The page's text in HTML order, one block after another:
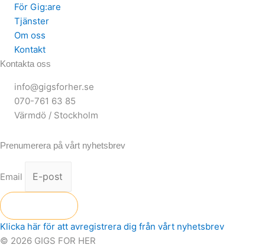
För Gig:are
Tjänster
Om oss
Kontakt
Kontakta oss
info@gigsforher.se
070-761 63 85
Värmdö / Stockholm
Prenumerera på vårt nyhetsbrev
Email
Klicka här för att avregistrera dig från vårt nyhetsbrev
© 2026 GIGS FOR HER